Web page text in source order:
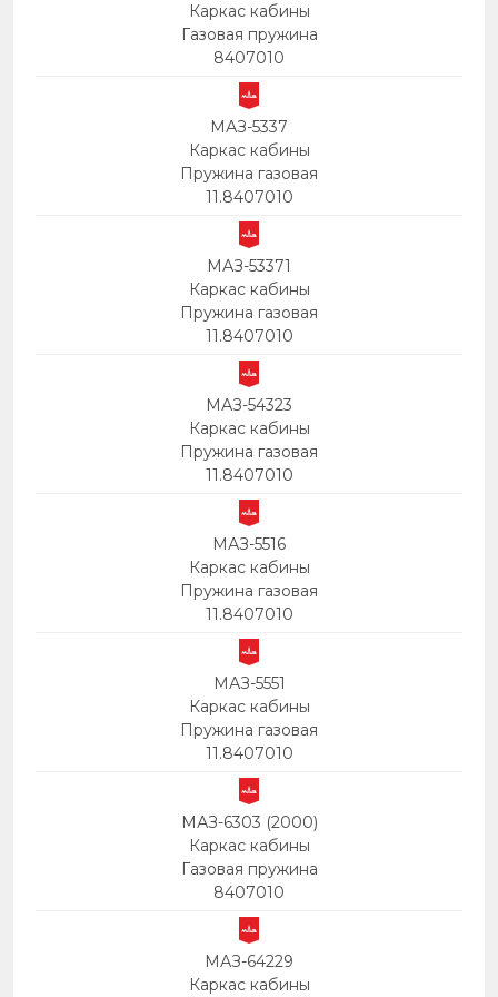
Каркас кабины
Газовая пружина
8407010
МАЗ-5337
Каркас кабины
Пружина газовая
11.8407010
МАЗ-53371
Каркас кабины
Пружина газовая
11.8407010
МАЗ-54323
Каркас кабины
Пружина газовая
11.8407010
МАЗ-5516
Каркас кабины
Пружина газовая
11.8407010
МАЗ-5551
Каркас кабины
Пружина газовая
11.8407010
МАЗ-6303 (2000)
Каркас кабины
Газовая пружина
8407010
МАЗ-64229
Каркас кабины